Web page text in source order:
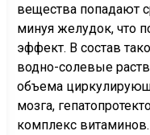
вещества попадают
минуя желудок, что
эффект. В состав
водно-солевые
объема
мозга,
комплекс